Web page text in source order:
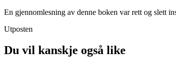
En gjennomlesning av denne boken var rett og slett
Utposten
Du vil kanskje også like